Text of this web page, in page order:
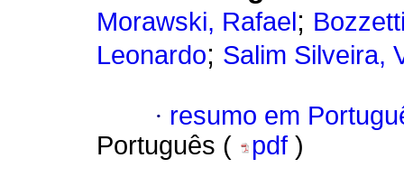
Morawski, Rafael ;
Leonardo; Salim Silveira,
· resumo em
Português (
pdf )